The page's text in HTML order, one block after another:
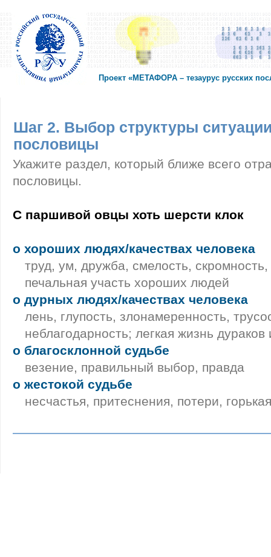
Проект «МЕТАФОРА – тезаурус русских
Шаг 2. Выбор структуры
пословицы
Укажите раздел, который ближе всего
пословицы.
С паршивой овцы хоть шерсти клок
о хороших людях/качествах человека
труд, ум, дружба, смелость,
печальная участь хороших людей
о дурных людях/качествах человека
лень, глупость, злонамеренность,
неблагодарность; легкая жизнь дураков
о благосклонной судьбе
везение, правильный выбор, правда
о жестокой судьбе
несчастья, притеснения, потери,